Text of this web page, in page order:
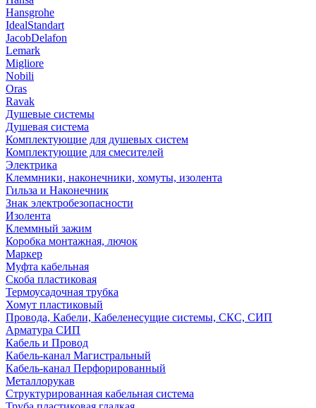
Hansgrohe
IdealStandart
JacobDelafon
Lemark
Migliore
Nobili
Oras
Ravak
Душевые системы
Душевая система
Комплектующие для душевых систем
Комплектующие для смесителей
Электрика
Клеммники, наконечники, хомуты, изолента
Гильза и Наконечник
Знак электробезопасности
Изолента
Клеммный зажим
Коробка монтажная, лючок
Маркер
Муфта кабельная
Скоба пластиковая
Термоусадочная трубка
Хомут пластиковый
Провода, Кабели, Кабеленесущие системы, СКС, СИП
Арматура СИП
Кабель и Провод
Кабель-канал Магистральный
Кабель-канал Перфорированный
Металлорукав
Структурированная кабельная система